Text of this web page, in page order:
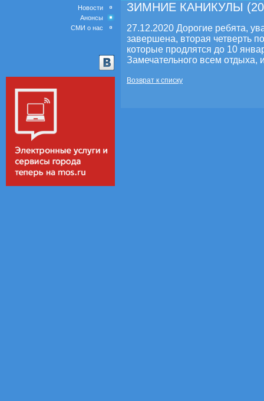
Новости
Анонсы
СМИ о нас
ЗИМНИЕ КАНИКУЛЫ
27.12.2020 Дорогие ребята,
завершена, вторая четверть
которые продлятся до 10
Замечательного всем отдыха,
Возврат к списку